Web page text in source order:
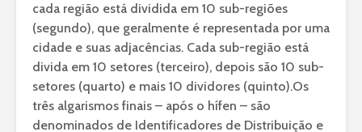
cada região está dividida em 10 sub-regiões
(segundo), que geralmente é representada por uma
cidade e suas adjacências. Cada sub-região está
divida em 10 setores (terceiro), depois são 10 sub-
setores (quarto) e mais 10 dividores (quinto).Os
três algarismos finais – após o hífen – são
denominados de Identificadores de Distribuição e